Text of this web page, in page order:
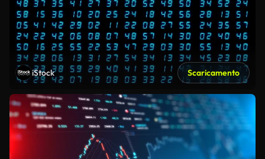
iStock Scaricamento